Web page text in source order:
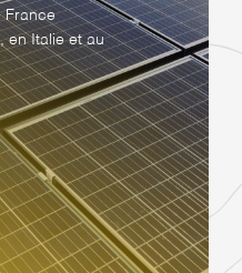
France
en Italie et au